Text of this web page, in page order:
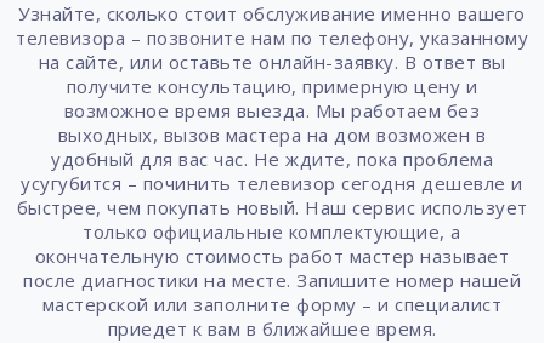
Узнайте, сколько стоит обслуживание именно вашего
телевизора – позвоните нам по телефону, указанному
на сайте, или оставьте онлайн-заявку. В ответ вы
получите консультацию, примерную цену и
возможное время выезда. Мы работаем без
выходных, вызов мастера на дом возможен в
удобный для вас час. Не ждите, пока проблема
усугубится – починить телевизор сегодня дешевле и
быстрее, чем покупать новый. Наш сервис использует
только официальные комплектующие, а
окончательную стоимость работ мастер называет
после диагностики на месте. Запишите номер нашей
мастерской или заполните форму – и специалист
приедет к вам в ближайшее время.